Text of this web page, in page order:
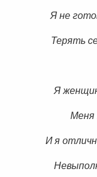
Я не
Терять
Я
Меня
И я